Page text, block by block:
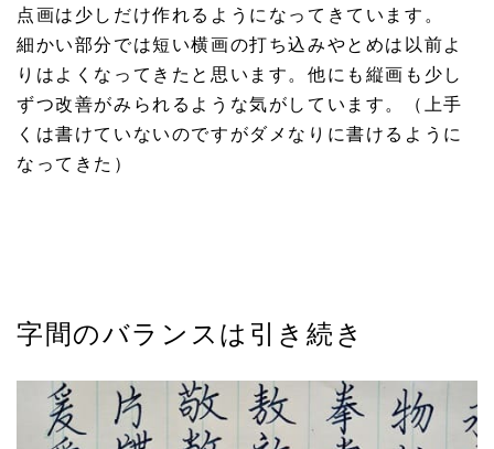
点画は少しだけ作れるようになってきています。
細かい部分では短い横画の打ち込みやとめは以前よ
りはよくなってきたと思います。他にも縦画も少し
ずつ改善がみられるような気がしています。（上手
くは書けていないのですがダメなりに書けるように
なってきた）
字間のバランスは引き続き